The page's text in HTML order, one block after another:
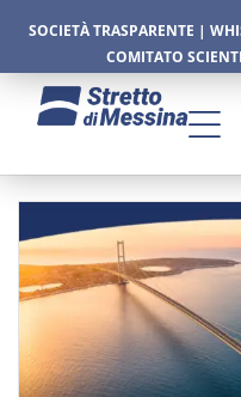
SOCIETÀ TRASPARENTE |
COMITATO